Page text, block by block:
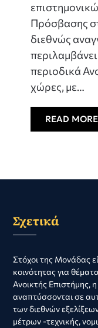
Πρόσβασης
διεθνώς
περιοδικά
χώρες, με…
READ MORE
Σχετικά
Στόχοι της Μονάδας
κοινότητας για
Ανοικτής Επιστήμης,
αναπτύσσονται σε
των διεθνών
μέτρων -τεχνικής,